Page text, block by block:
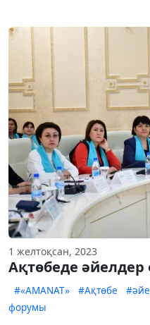
1 желтоқсан, 2023
Ақтөбеде әйелдер
#«AMANAT» #Ақтөбе
форумы